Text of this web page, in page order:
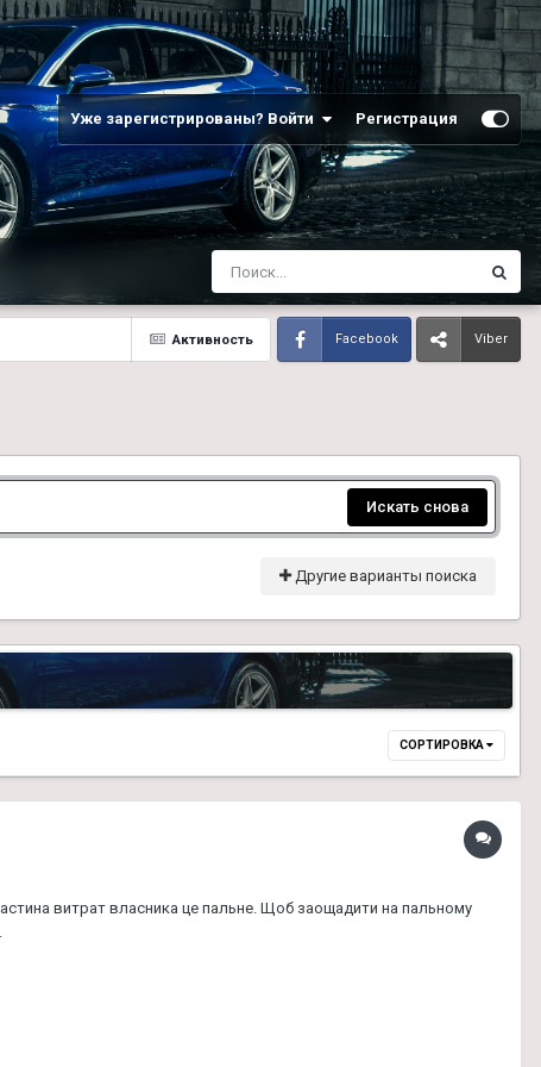
Уже зарегистрированы? Войти Регистрация
Активность Facebook Viber
Искать снова
Другие варианты поиска
СОРТИРОВКА
витрат власника це пальне. Щоб заощадити на пальному